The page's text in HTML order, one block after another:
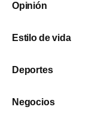
Opinión
Estilo de vida
Deportes
Negocios